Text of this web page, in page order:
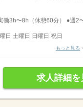
3h〜8h（休憩60分） ●週2
日 土曜日 日曜日 祝日
もっと見る
求人詳細を